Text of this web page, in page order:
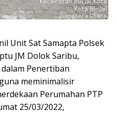
Unit Sat Samapta Polsek
JM Dolok Saribu,
Penertiban
meminimalisir
Perumahan PTP
25/03/2022,